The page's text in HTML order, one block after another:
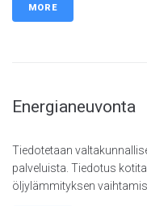
MORE
Energianeuvonta
Tiedotetaan
palveluista. Tiedotus
öljylämmityksen